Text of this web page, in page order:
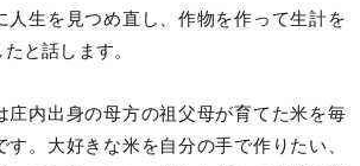
人生を見つめ直し、作物を作って生計を
と話します。
庄内出身の母方の祖父母が育てた米を毎
す。大好きな米を自分の手で作りたい、